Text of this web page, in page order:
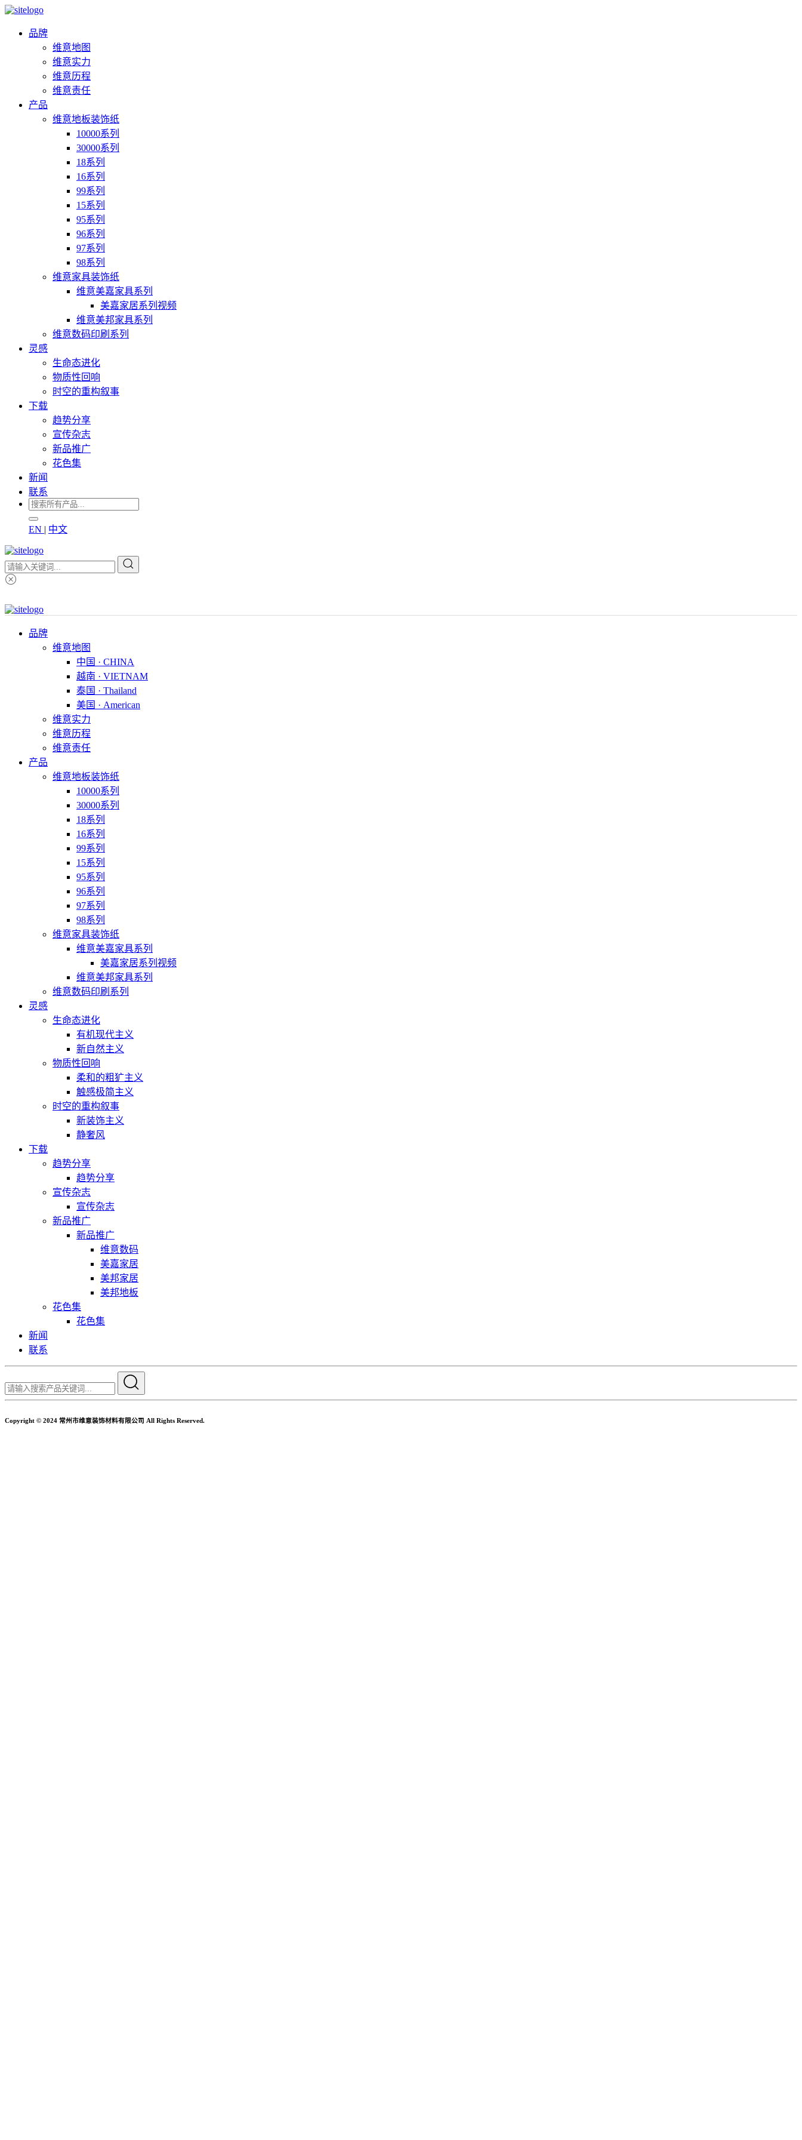
品牌
维意地图
维意实力
维意历程
维意责任
产品
维意地板装饰纸
10000系列
30000系列
18系列
16系列
99系列
15系列
95系列
96系列
97系列
98系列
维意家具装饰纸
维意美嘉家具系列
美嘉家居系列视频
维意美邦家具系列
维意数码印刷系列
灵感
生命态进化
物质性回响
时空的重构叙事
下载
趋势分享
宣传杂志
新品推广
花色集
新闻
联系
EN | 中文
品牌
维意地图
中国 · CHINA
越南 · VIETNAM
泰国 · Thailand
美国 · American
维意实力
维意历程
维意责任
产品
维意地板装饰纸
10000系列
30000系列
18系列
16系列
99系列
15系列
95系列
96系列
97系列
98系列
维意家具装饰纸
维意美嘉家具系列
美嘉家居系列视频
维意美邦家具系列
维意数码印刷系列
灵感
生命态进化
有机现代主义
新自然主义
物质性回响
柔和的粗犷主义
触感极简主义
时空的重构叙事
新装饰主义
静奢风
下载
趋势分享
趋势分享
宣传杂志
宣传杂志
新品推广
新品推广
维意数码
美嘉家居
美邦家居
美邦地板
花色集
花色集
新闻
联系
Copyright © 2024 常州市维意装饰材料有限公司 All Rights Reserved.